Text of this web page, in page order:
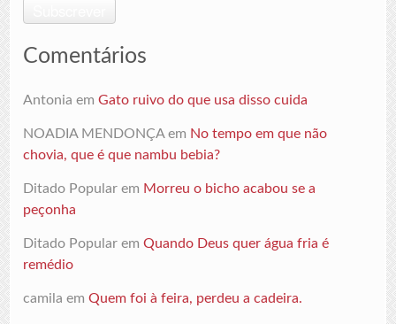
de
email
Comentários
Antonia emGato ruivo do que usa disso cuida
NOADIA MENDONÇAem No tempo em que não
chovia, que é que nambu bebia?
Ditado Popular em Morreu o bicho acabou se a
peçonha
Ditado Popular emQuando Deus quer água fria é
remédio
camila emQuem foi à feira, perdeu a cadeira.